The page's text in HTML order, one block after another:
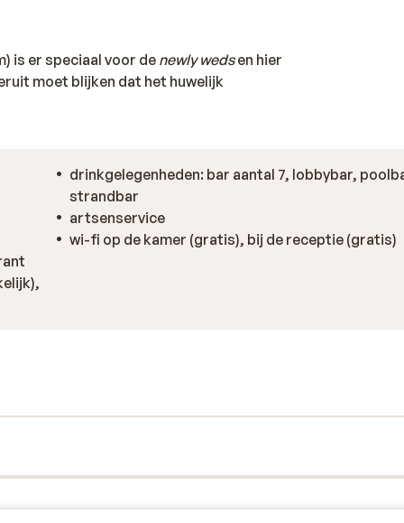
is er speciaal voor de newly wedsen hier
moet blijken dat het huwelijk
drinkgelegenheden: bar aantal 7, lobbybar,
strandbar
artsenservice
wi-fi op de kamer (gratis), bij de receptie (gratis)